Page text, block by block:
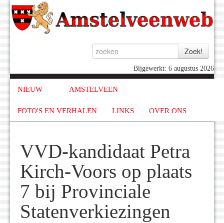
Bijgewerkt: 6 augustus 2026
NIEUW AMSTELVEEN
FOTO'S EN VERHALEN LINKS OVER ONS
VVD-kandidaat Petra
Kirch-Voors op plaats
7 bij Provinciale
Statenverkiezingen